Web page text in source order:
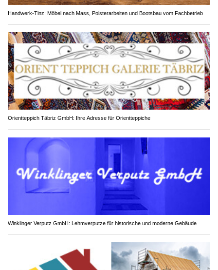
Handwerk-Tinz: Möbel nach Mass, Polsterarbeiten und Bootsbau vom Fachbetrieb
Orientteppich Täbriz GmbH: Ihre Adresse für Orientteppiche
Winklinger Verputz GmbH: Lehmverputze für historische und moderne Gebäude